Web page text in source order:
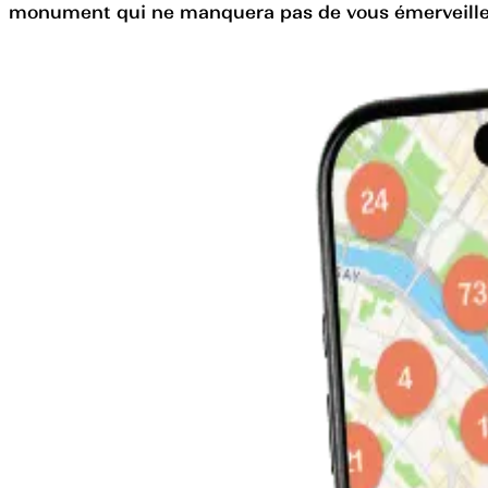
monument qui ne manquera pas de vous